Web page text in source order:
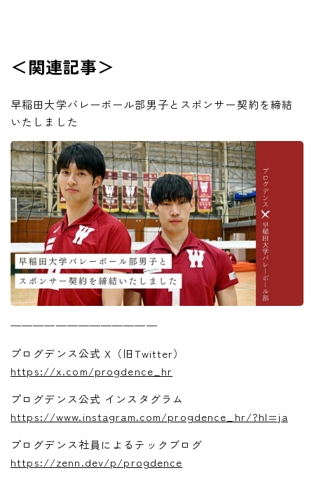
＜関連記事＞
早稲田大学バレーボール部男子とスポンサー契約を締結
いたしました
—————————————
プログデンス公式 X（旧Twitter）
https://x.com/progdence_hr
プログデンス公式 インスタグラム
https://www.instagram.com/progdence_hr/?hl=ja
プログデンス社員によるテックブログ
https://zenn.dev/p/progdence